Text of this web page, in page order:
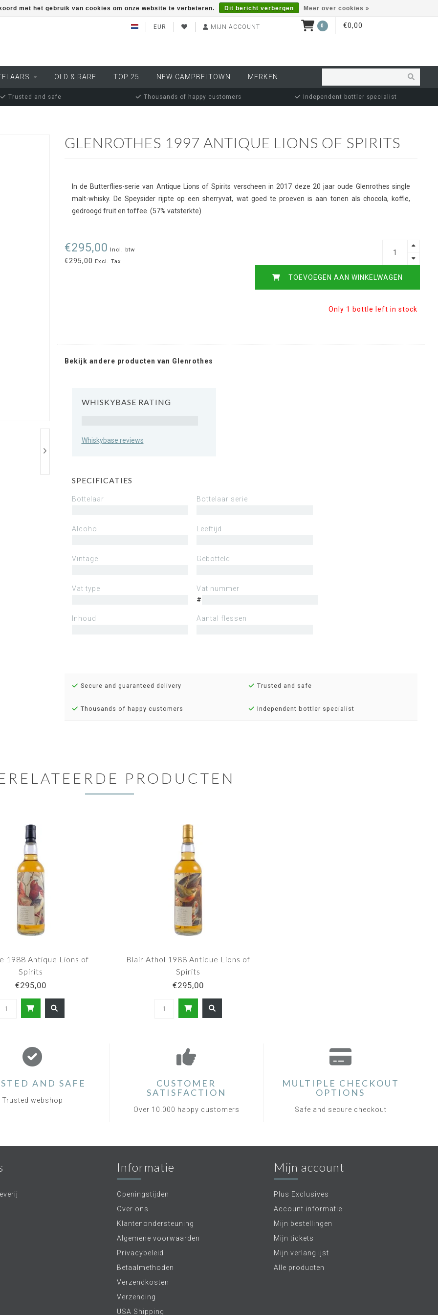
EUR MIJN ACCOUNT 0 €0,00
OLD & RARE TOP 25 NEW CAMPBELTOWN MERKEN
Trusted and safe Thousands of happy customers Independent bottler specialist
GLENROTHES 1997 ANTIQUE LIONS OF SPIRITS
In de Butterflies-serie van Antique Lions of Spirits verscheen in 2017 deze 20 jaar oude Glenrothes single
malt-whisky. De Speysider rijpte op een sherryvat, wat goed te proeven is aan tonen als chocola, koffie,
gedroogd fruit en toffee. (57% vatsterkte)
€295,00 Incl. btw
€295,00 Excl. Tax
TOEVOEGEN AAN WINKELWAGEN
Only 1 bottle left in stock
Bekijk andere producten van Glenrothes
WHISKYBASE RATING
Whiskybase reviews
SPECIFICATIES
Bottelaar Bottelaar serie
Alcohol Leeftijd
Vintage Gebotteld
Vat type
Vat nummer
#
Inhoud Aantal flessen
Secure and guaranteed delivery Trusted and safe
Thousands of happy customers Independent bottler specialist
PRODUCTEN
1988 Antique Lions of
Spirits
€295,00
Blair Athol 1988 Antique Lions of
Spirits
€295,00
met het gebruik van cookies om onze website te verbeteren. Dit bericht verbergen Meer over cookies »
AND SAFE
Trusted webshop
CUSTOMER
SATISFACTION
Over 10.000 happy customers
MULTIPLE CHECKOUT
OPTIONS
Safe and secure checkout
Informatie
Openingstijden
Over ons
Klantenondersteuning
Algemene voorwaarden
Privacybeleid
Betaalmethoden
Verzendkosten
Verzending
USA Shipping
Mijn account
Plus Exclusives
Account informatie
Mijn bestellingen
Mijn tickets
Mijn verlanglijst
Alle producten